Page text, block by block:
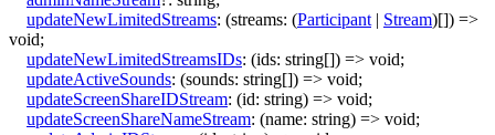
updateNewLimitedStreams: (streams: (Participant | Stream)[]) =>
void;
updateNewLimitedStreamsIDs: (ids: string[]) => void;
updateActiveSounds: (sounds: string[]) => void;
updateScreenShareIDStream: (id: string) => void;
updateScreenShareNameStream: (name: string) => void;